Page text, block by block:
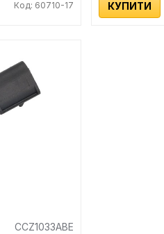
Код: 60710-17 КУПИТИ
CCZ1033ABE